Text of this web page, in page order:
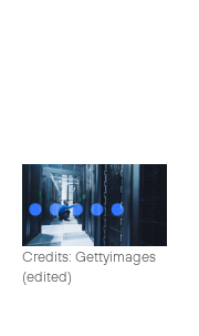
Credits: Gettyimages
(edited)